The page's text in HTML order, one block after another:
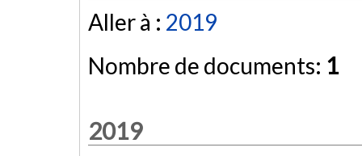
Aller à : 2019
Nombre de documents: 1
2019